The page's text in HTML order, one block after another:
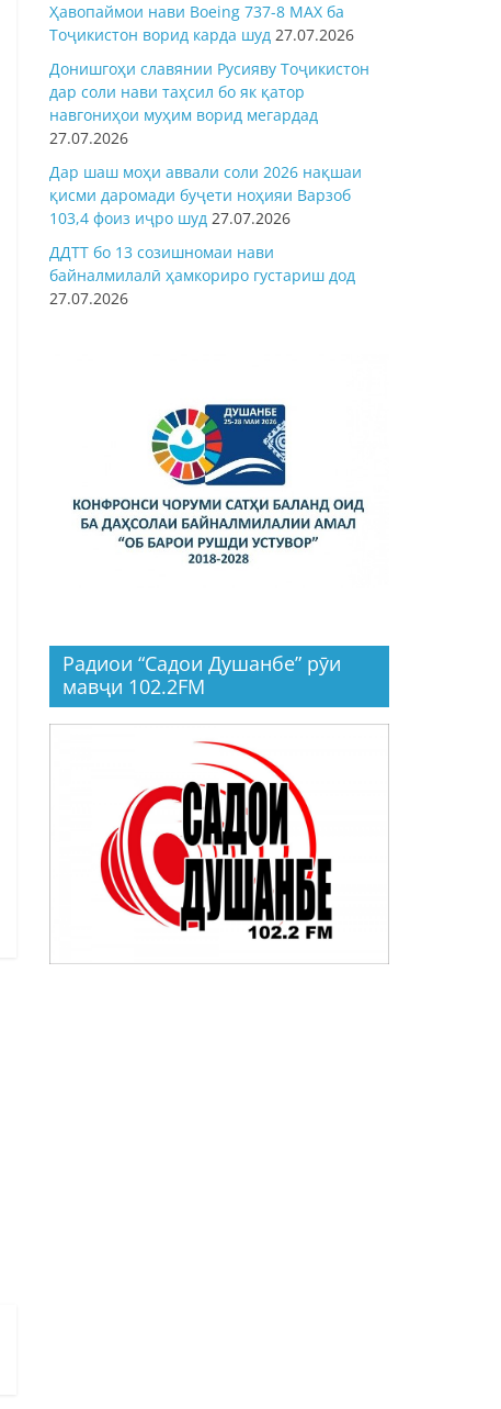
Ҳавопаймои нави Boeing 737-8 MAX ба
Тоҷикистон ворид карда шуд 27.07.2026
Донишгоҳи славянии Русияву Тоҷикистон
дар соли нави таҳсил бо як қатор
навгониҳои муҳим ворид мегардад
27.07.2026
Дар шаш моҳи аввали соли 2026 нақшаи
қисми даромади буҷети ноҳияи Варзоб
103,4 фоиз иҷро шуд 27.07.2026
ДДТТ бо 13 созишномаи нави
байналмилалӣ ҳамкориро густариш дод
27.07.2026
Радиои “Садои Душанбе” рӯи
мавҷи 102.2FM